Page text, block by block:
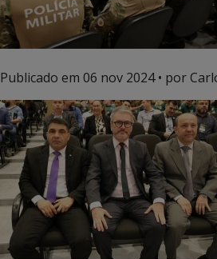
Publicado em 06 nov 2024• por